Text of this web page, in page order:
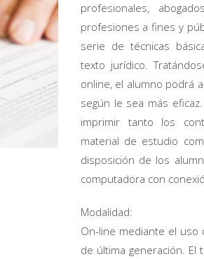
profesionales,
profesiones a fines y
serie de técnicas
texto jurídico.
online, el alumno podrá
según le sea más
imprimir tanto los
material de estudio
disposición de los
computadora con
Modalidad:
On-line mediante el uso
de última generación.